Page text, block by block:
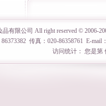
有限公司 All right reserved © 2006-
传真：020-86358761 E-mail
访问统计： 您是第